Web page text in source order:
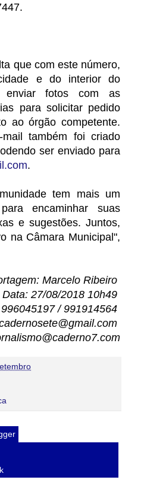
que com este número,
e do interior do
enviar fotos com as
para solicitar pedido
ao órgão competente.
também foi criado
ser enviado para
.
tem mais um
encaminhar suas
e sugestões. Juntos,
na Câmara Municipal",
Marcelo Ribeiro
Data: 27/08/2018 10h49
/ 991914564